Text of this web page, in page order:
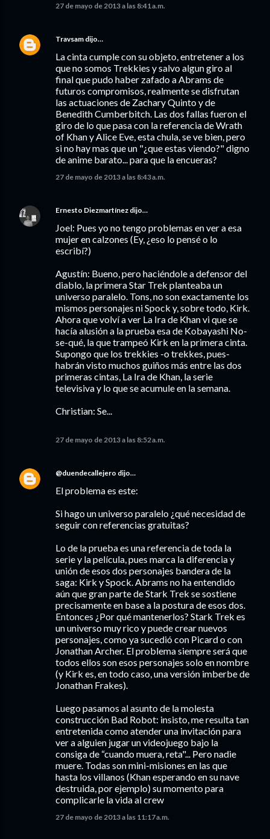
27 de mayo de 2013 a las 8:41 a.m.
Travsam dijo…
La cinta cumple con su objeto, entretener a los
que no somos Trekkies y salvo algun giro al
final que pudo haber zafado a Abrams de
futuros compromisos, realmente se disfrutan
las actuaciones de Zachary Quinto y de
Benedith Cumberbitch. Las dos fallas fueron el
giro de lo que pasa con la referencia de Wrath
of Khan y Alice Eve, esta chula, se ve bien, pero
si no hay mas que un "¿que estas viendo?" digno
de anime barato... para que la encueras?
27 de mayo de 2013 a las 8:43 a.m.
Ernesto Diezmartínez dijo…
Joel: Pues yo no tengo problemas en ver a esa
mujer en calzones (Ey, ¿eso lo pensé o lo
escribí?)
Agustín: Bueno, pero haciéndole a defensor del
diablo, la primera Star Trek planteaba un
universo paralelo. Tons, no son exactamente los
mismos personajes ni Spock y, sobre todo, Kirk.
Ahora que volví a ver La Ira de Khan vi que se
hacía alusión a la prueba esa de Kobayashi No-
se-qué, la que trampeó Kirk en la primera cinta.
Supongo que los trekkies -o trekkes, pues-
habrán visto muchos guiños más entre las dos
primeras cintas, La Ira de Khan, la serie
televisiva y lo que se acumule en la semana.
Christian: Se...
27 de mayo de 2013 a las 8:52 a.m.
@duendecallejero dijo…
El problema es este:
Si hago un universo paralelo ¿qué necesidad de
seguir con referencias gratuitas?
Lo de la prueba es una referencia de toda la
serie y la película, pues marca la diferencia y
unión de esos dos personajes bandera de la
saga: Kirk y Spock. Abrams no ha entendido
aún que gran parte de Stark Trek se sostiene
precisamente en base a la postura de esos dos.
Entonces ¿Por qué mantenerlos? Stark Trek es
un universo muy rico y puede crear nuevos
personajes, como ya sucedió con Picard o con
Jonathan Archer. El problema siempre será que
todos ellos son esos personajes solo en nombre
(y Kirk es, en todo caso, una versión imberbe de
Jonathan Frakes).
Luego pasamos al asunto de la molesta
construcción Bad Robot: insisto, me resulta tan
entretenida como atender una invitación para
ver a alguien jugar un videojuego bajo la
consiga de “cuando muera, reta"... Pero nadie
muere. Todas son mini-misiones en las que
hasta los villanos (Khan esperando en su nave
destruida, por ejemplo) su momento para
complicarle la vida al crew
27 de mayo de 2013 a las 11:17 a.m.